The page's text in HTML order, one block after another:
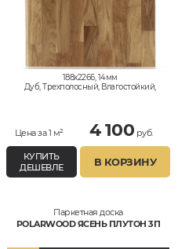
188x2266, 14мм
Дуб, Трехполосный, Влагостойкий,
Цена за 1 м² 4 100 руб.
КУПИТЬ
ДЕШЕВЛЕ
В КОРЗИНУ
Паркетная доска
POLARWOOD ЯСЕНЬ ПЛУТОН 3П